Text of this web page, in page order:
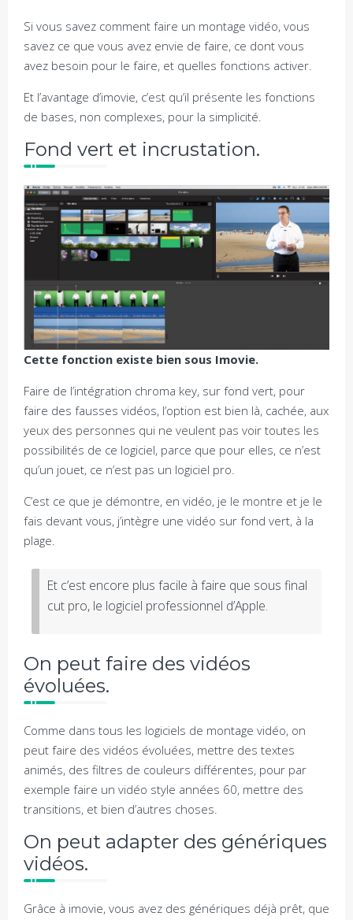
Si vous savez comment faire un montage vidéo, vous
savez ce que vous avez envie de faire, ce dont vous
avez besoin pour le faire, et quelles fonctions activer.
Et l’avantage d’imovie, c’est qu’il présente les fonctions
de bases, non complexes, pour la simplicité.
Fond vert et incrustation.
Cette fonction existe bien sous Imovie.
Faire de l’intégration chroma key, sur fond vert, pour
faire des fausses vidéos, l’option est bien là, cachée, aux
yeux des personnes qui ne veulent pas voir toutes les
possibilités de ce logiciel, parce que pour elles, ce n’est
qu’un jouet, ce n’est pas un logiciel pro.
C’est ce que je démontre, en vidéo, je le montre et je le
fais devant vous, j’intègre une vidéo sur fond vert, à la
plage.
Et c’est encore plus facile à faire que sous final
cut pro, le logiciel professionnel d’Apple.
On peut faire des vidéos
évoluées.
Comme dans tous les logiciels de montage vidéo, on
peut faire des vidéos évoluées, mettre des textes
animés, des filtres de couleurs différentes, pour par
exemple faire un vidéo style années 60, mettre des
transitions, et bien d’autres choses.
On peut adapter des génériques
vidéos.
Grâce à imovie, vous avez des génériques déjà prêt, que